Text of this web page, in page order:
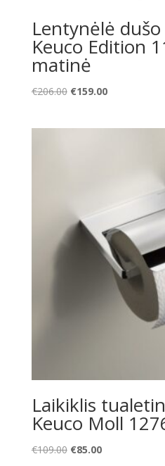
Lentynėlė
Keuco Edition
matinė
€206.00 Original
€159.00Current
Laikiklis
Keuco Moll
€109.00 Original
€85.00Current